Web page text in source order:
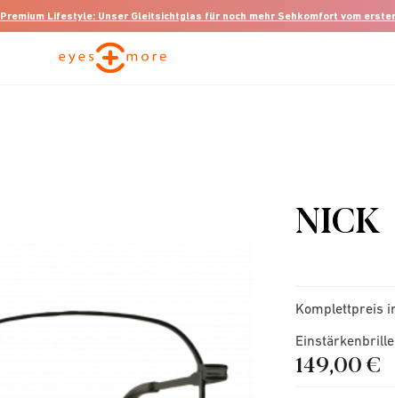
Premium Lifestyle: Unser Gleitsichtglas für noch mehr Sehkomfort vom
NICK
Komplettpreis
Einstärkenbrille
149,00 €